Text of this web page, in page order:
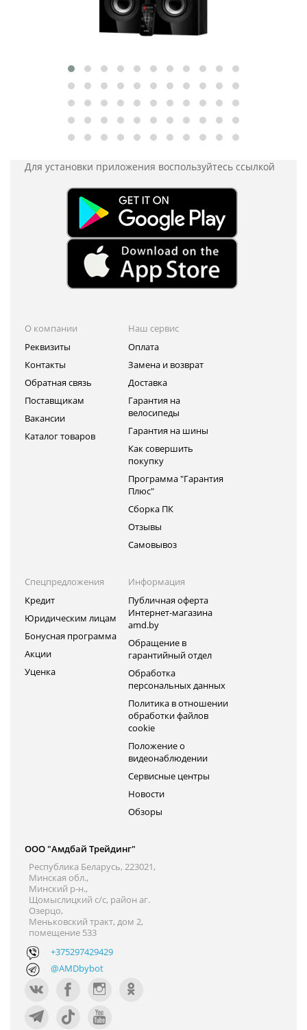
Для установки приложения воспользуйтесь ссылкой
О компании
Реквизиты
Контакты
Обратная связь
Поставщикам
Вакансии
Каталог товаров
Наш сервис
Оплата
Замена и возврат
Доставка
Гарантия на
велосипеды
Гарантия на шины
Как совершить
покупку
Программа "Гарантия
Плюс"
Сборка ПК
Отзывы
Самовывоз
Спецпредложения
Кредит
Юридическим лицам
Бонусная программа
Акции
Уценка
Информация
Публичная оферта
Интернет-магазина
amd.by
Обращение в
гарантийный отдел
Обработка
персональных данных
Политика в отношении
обработки файлов
cookie
Положение о
видеонаблюдении
Сервисные центры
Новости
Обзоры
ООО "Амдбай Трейдинг"
Республика Беларусь, 223021,
Минская обл.,
Минский р-н.,
Щомыслицкий с/с, район аг.
Озерцо,
Меньковский тракт, дом 2,
помещение 533
+375297429429
@AMDbybot